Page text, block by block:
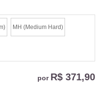
MH (Medium Hard)
por R$ 371,90